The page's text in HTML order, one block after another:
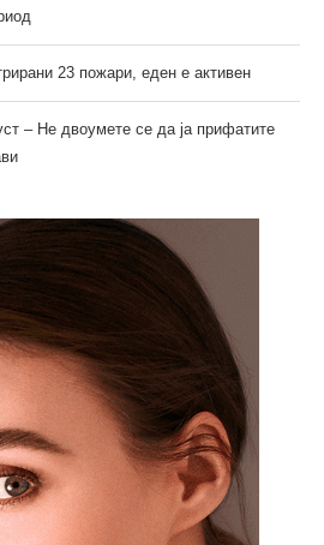
23 пожари, еден е активен
– Не двоумете се да ја прифатите